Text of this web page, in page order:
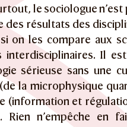
le sociologue
résultats des
on les compare aux
interdisciplinaires. Il
sérieuse sans une
la microphysique
(information et
Rien n’empêche